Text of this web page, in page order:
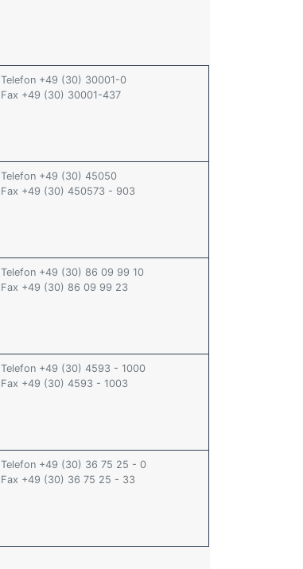
Telefon +49 (30) 30001-0
Fax +49 (30) 30001-437
Telefon +49 (30) 45050
Fax +49 (30) 450573 - 903
Telefon +49 (30) 86 09 99 10
Fax +49 (30) 86 09 99 23
Telefon +49 (30) 4593 - 1000
Fax +49 (30) 4593 - 1003
Telefon +49 (30) 36 75 25 - 0
Fax +49 (30) 36 75 25 - 33